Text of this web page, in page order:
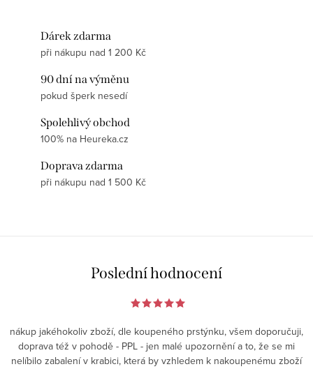
Dárek zdarma
při nákupu nad 1 200 Kč
90 dní na výměnu
pokud šperk nesedí
Spolehlivý obchod
100% na Heureka.cz
Doprava zdarma
při nákupu nad 1 500 Kč
Poslední hodnocení
nákup jakéhokoliv zboží, dle koupeného prstýnku, všem doporučuji,
doprava též v pohodě - PPL - jen malé upozornění a to, že se mi
nelíbilo zabalení v krabici, která by vzhledem k nakoupenému zboží